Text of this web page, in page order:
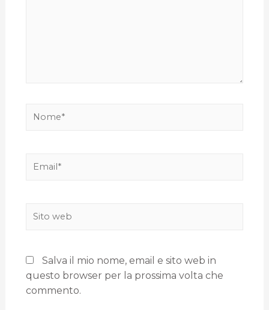
Salva il mio nome, email e sito web in
questo browser per la prossima volta che
commento.